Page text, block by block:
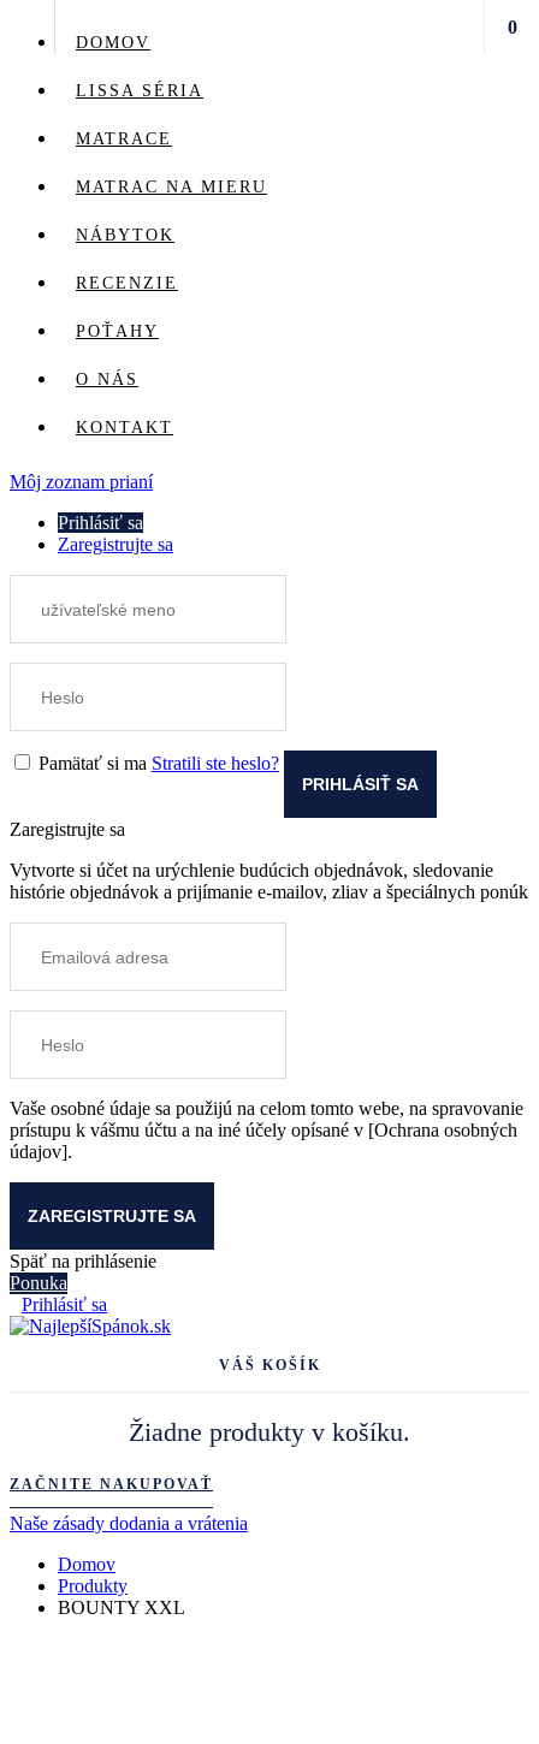
DOMOV
LISSA SÉRIA
MATRACE
MATRAC NA MIERU
NÁBYTOK
RECENZIE
POŤAHY
O NÁS
KONTAKT
Môj zoznam prianí
Prihlásiť sa
Zaregistrujte sa
Pamätať si ma Stratili ste heslo?
Zaregistrujte sa
Vytvorte si účet na urýchlenie budúcich objednávok, sledovanie
histórie objednávok a prijímanie e-mailov, zliav a špeciálnych ponúk
Vaše osobné údaje sa použijú na celom tomto webe, na spravovanie
prístupu k vášmu účtu a na iné účely opísané v [Ochrana osobných
údajov].
Späť na prihlásenie
Ponuka
Prihlásiť sa
VÁŠ KOŠÍK
0
Žiadne produkty v košíku.
ZAČNITE NAKUPOVAŤ
Naše zásady dodania a vrátenia
Domov
Produkty
BOUNTY XXL